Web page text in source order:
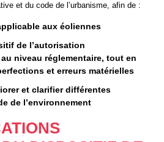
et du code de l’urbanisme, afin de :
aux éoliennes
de l’autorisation
niveau réglementaire, tout en
et erreurs matérielles
et clarifier différentes
de l’environnement